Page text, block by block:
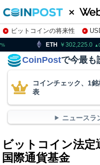
ビットコインの将来性
株特集・関連銘柄
302,225.0 0.67
CoinPostで今最も
コインチェック、1
表
ニュースラ
ビットコイン法定
国際通貨基金